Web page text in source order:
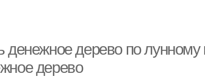
денежное дерево по
дерево